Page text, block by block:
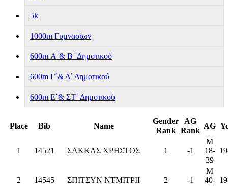
5k
1000m Γυμνασίων
600m Α΄& Β΄ Δημοτικού
600m Γ΄& Δ΄ Δημοτικού
600m Ε΄& ΣΤ΄ Δημοτικού
Place Bib Name
Gender
Rank
AG
Rank
AG
1 14521 ΣΑΚΚΑΣ ΧΡΗΣΤΟΣ 1 -1
M
18-
39
2 14545 ΣΠΙΤΣΥΝ ΝΤΜΙΤΡΙΙ 2 -1
M
40-